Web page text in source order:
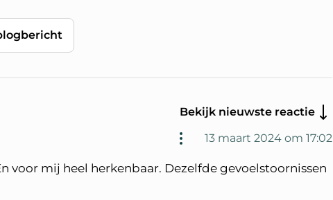
Bekijk nieuwste reactie
13 maart 2024 om 17:02
voor mij heel herkenbaar. Dezelfde gevoelstoornissen